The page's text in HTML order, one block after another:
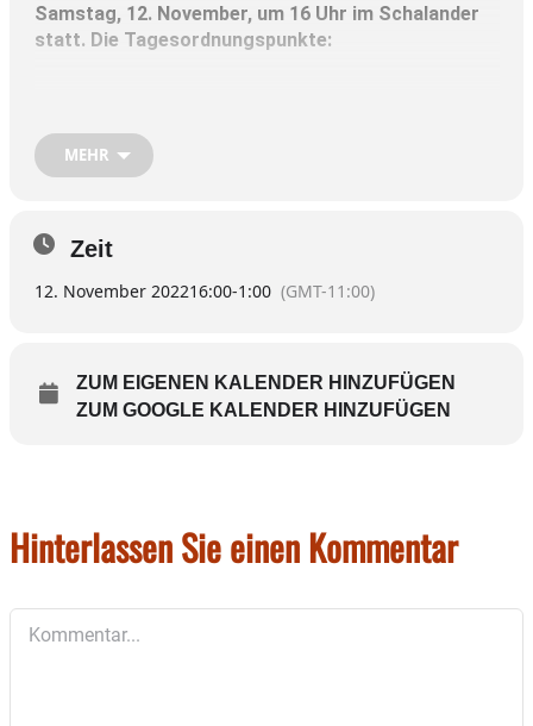
Samstag, 12. November, um 16 Uhr im Schalander
statt. Die Tagesordnungspunkte:
Bericht Präsident
Bericht Kassenwart
Neuwahlen
Wünsche und Anträge
MEHR
Zeit
12. November 202216:00-1:00 (GMT-11:00)
ZUM EIGENEN KALENDER HINZUFÜGEN
ZUM GOOGLE KALENDER HINZUFÜGEN
Hinterlassen Sie einen Kommentar